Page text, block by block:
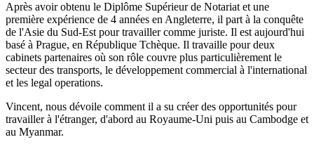
Après avoir obtenu le Diplôme Supérieur de Notariat et une
première expérience de 4 années en Angleterre, il part à la conquête
de l'Asie du Sud-Est pour travailler comme juriste. Il est aujourd'hui
basé à Prague, en République Tchèque. Il travaille pour deux
cabinets partenaires où son rôle couvre plus particulièrement le
secteur des transports, le développement commercial à l'international
et les legal operations.
Vincent, nous dévoile comment il a su créer des opportunités pour
travailler à l'étranger, d'abord au Royaume-Uni puis au Cambodge et
au Myanmar.